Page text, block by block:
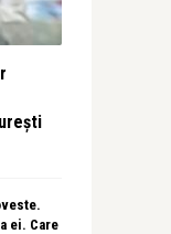
ei. Care